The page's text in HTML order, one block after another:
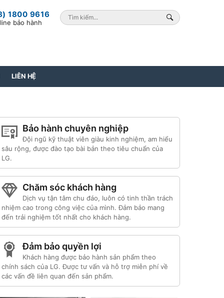
1800 9616
bảo hành
LIÊN HỆ
Bảo hành chuyên nghiệp
Đội ngũ kỹ thuật viên giàu kinh nghiệm, am hiểu
sâu rộng, được đào tạo bài bản theo tiêu chuẩn của
LG.
Chăm sóc khách hàng
Dịch vụ tận tâm chu đáo, luôn có tinh thần trách
nhiệm cao trong công việc của mình. Đảm bảo mang
đến trải nghiệm tốt nhất cho khách hàng.
Đảm bảo quyền lợi
Khách hàng được bảo hành sản phẩm theo
chính sách của LG. Được tư vấn và hỗ trợ miễn phí về
các vấn đề liên quan đến sản phẩm.